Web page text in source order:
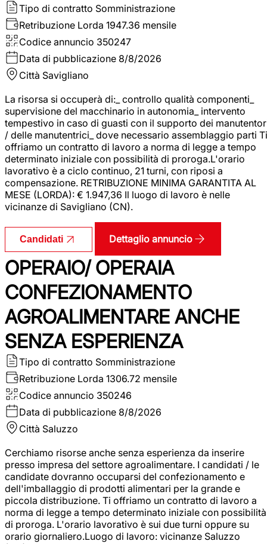
Tipo di contratto Somministrazione
Retribuzione Lorda 1947.36 mensile
Codice annuncio 350247
Data di pubblicazione 8/8/2026
Città Savigliano
La risorsa si occuperà di:_ controllo qualità componenti_
supervisione del macchinario in autonomia_ intervento
tempestivo in caso di guasti con il supporto dei
/ delle manutentrici_ dove necessario assemblaggio parti Ti
offriamo un contratto di lavoro a norma di legge a tempo
determinato iniziale con possibilità di proroga.L'orario
lavorativo è a ciclo continuo, 21 turni, con riposi a
compensazione. RETRIBUZIONE MINIMA GARANTITA AL
MESE (LORDA): € 1.947,36 Il luogo di lavoro è nelle
vicinanze di Savigliano (CN).
Candidati Dettaglio annuncio
OPERAIO/ OPERAIA
CONFEZIONAMENTO
AGROALIMENTARE ANCHE
SENZA ESPERIENZA
Tipo di contratto Somministrazione
Retribuzione Lorda 1306.72 mensile
Codice annuncio 350246
Data di pubblicazione 8/8/2026
Città Saluzzo
Cerchiamo risorse anche senza esperienza da inserire
presso impresa del settore agroalimentare. I candidati / le
candidate dovranno occuparsi del confezionamento e
dell'imballaggio di prodotti alimentari per la grande e
piccola distribuzione. Ti offriamo un contratto di lavoro a
norma di legge a tempo determinato iniziale con possibilità
di proroga. L'orario lavorativo è sui due turni oppure su
orario giornaliero.Luogo di lavoro: vicinanze Saluzzo